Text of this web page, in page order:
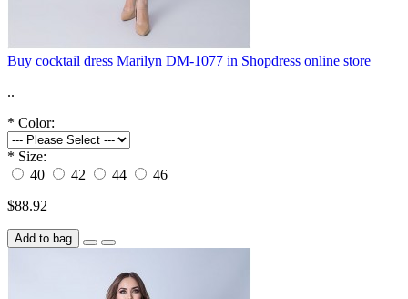
Buy cocktail dress Marilyn DM-1077 in Shopdress online store
..
* Color:
* Size:
40
42 44
46
$88.92
Add to bag